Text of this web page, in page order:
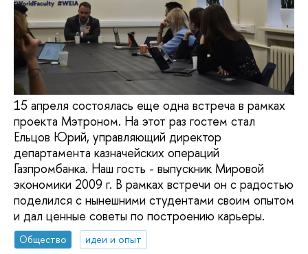
15 апреля состоялась еще одна встреча в рамках
проекта Мэтроном. На этот раз гостем стал
Ельцов Юрий, управляющий директор
департамента казначейских операций
Газпромбанка. Наш гость - выпускник Мировой
экономики 2009 г. В рамках встречи он с радостью
поделился с нынешними студентами своим опытом
и дал ценные советы по построению карьеры.
Общество
идеи и опыт